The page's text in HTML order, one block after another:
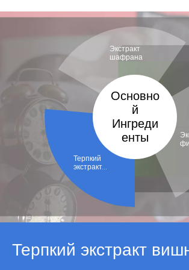
Основно
й
Ингреди
енты
Терпкий
экстракт
Экстракт
шафрана
Терпкий экстракт